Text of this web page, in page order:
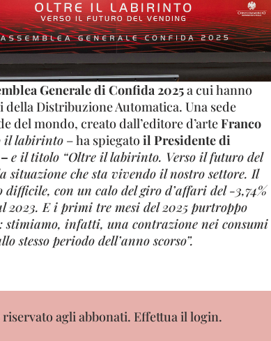
Generale di Confida 2025a cui hanno
Distribuzione Automatica. Una sede
del mondo, creato dall’editore d’arteFranco
il labirinto– ha spiegatoil Presidente di
e il titolo “Oltre il labirinto. Verso il futuro del
situazione che sta vivendo il nostro settore. Il
con un calo del giro d’affari del -3,74%
2023. E i primi tre mesi del 2025 purtroppo
stimiamo, infatti, una contrazione nei consumi
stesso periodo dell’anno scorso”.
agli abbonati. Effettua il login.